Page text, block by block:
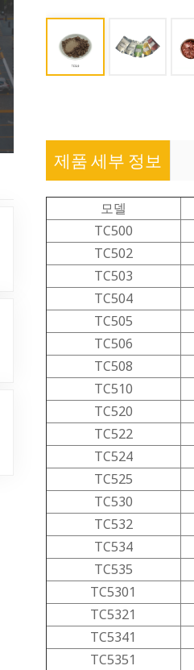
제품 세부 정보
모델
TC500
TC502
TC503
TC504
TC505
TC506
TC508
TC510
TC520
TC522
TC524
TC525
TC530
TC532
TC534
TC535
TC5301
TC5321
TC5341
TC5351